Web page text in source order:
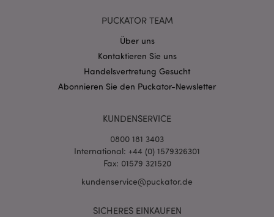
PUCKATOR TEAM
Über uns
Kontaktieren Sie uns
Handelsvertretung Gesucht
Abonnieren Sie den Puckator-Newsletter
KUNDENSERVICE
0800 181 3403
International: +44 (0) 1579326301
Fax: 01579 321520
kundenservice@puckator.de
SICHERES EINKAUFEN
PHPSESSID
.www.puckator.de
Datenschutzbestimmungen von Google